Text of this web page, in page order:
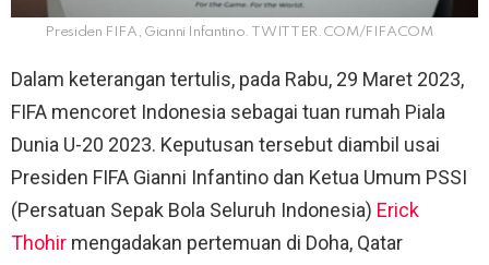
Presiden FIFA, Gianni Infantino. TWITTER.COM/FIFACOM
Dalam keterangan tertulis, pada Rabu, 29 Maret 2023,
FIFA mencoret Indonesia sebagai tuan rumah Piala
Dunia U-20 2023. Keputusan tersebut diambil usai
Presiden FIFA Gianni Infantino dan Ketua Umum PSSI
(Persatuan Sepak Bola Seluruh Indonesia) Erick
Thohir mengadakan pertemuan di Doha, Qatar